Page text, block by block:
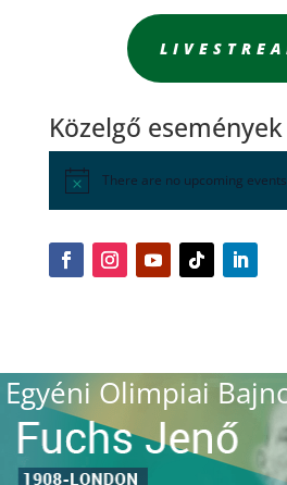
Közelgő események
There are no upcoming
Egyéni Olimpiai